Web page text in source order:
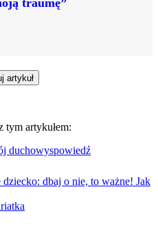
traumę”
artykuł
tym artykułem:
duchowyspowiedź
dbaj o nie, to ważne! Jak